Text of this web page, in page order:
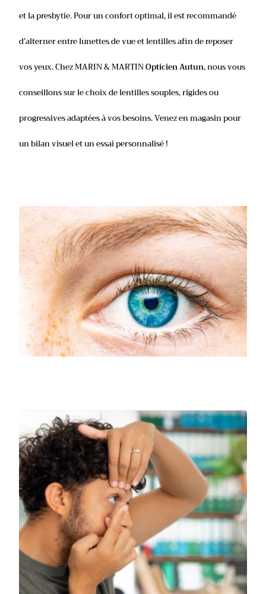
et la presbytie. Pour un confort optimal, il est recommandé
d’alterner entre lunettes de vue et lentilles afin de reposer
vos yeux. Chez MARIN & MARTINOpticien Autun, nous vous
conseillons sur le choix de lentilles souples, rigides ou
progressives adaptées à vos besoins. Venez en magasin pour
un bilan visuel et un essai personnalisé !